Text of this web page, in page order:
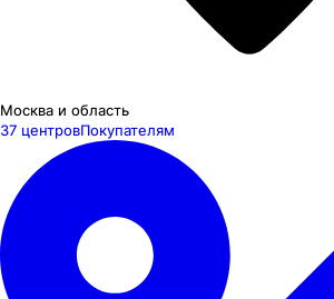
Москва и область
37 центровПокупателям